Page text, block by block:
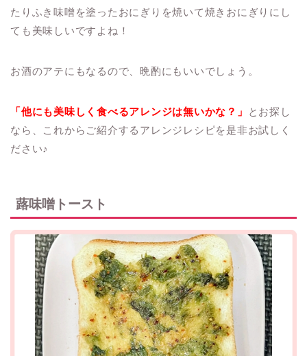
たりふき味噌を塗ったおにぎりを焼いて焼きおにぎりにし
ても美味しいですよね！
お酒のアテにもなるので、晩酌にもいいでしょう。
「他にも美味しく食べるアレンジは無いかな？」
とお探し
なら、これからご紹介するアレンジレシピを是非お試しく
ださい♪
蕗味噌トースト